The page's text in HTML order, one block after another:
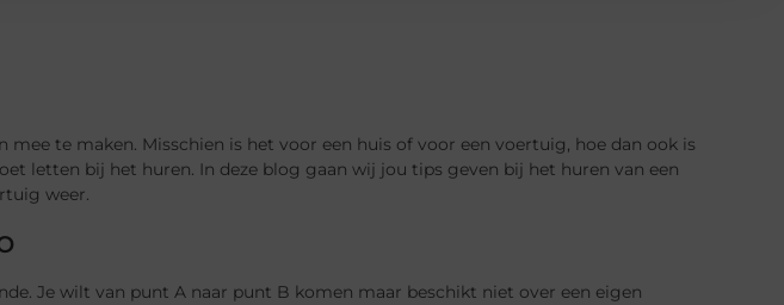
mee te maken. Misschien is het voor een huis of voor een voertuig, hoe dan ook is
letten bij het huren. In deze blog gaan wij jou tips geven bij het huren van een
weer.
Je wilt van punt A naar punt B komen maar beschikt niet over een eigen